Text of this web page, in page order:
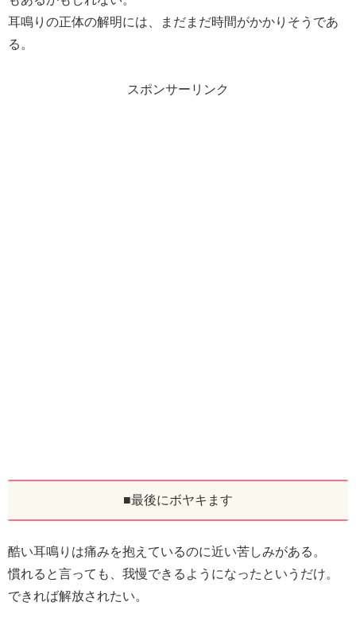
耳鳴りの正体の解明には、まだまだ時間がかかりそうであ
る。
スポンサーリンク
■最後にボヤキます
酷い耳鳴りは痛みを抱えているのに近い苦しみがある。
慣れると言っても、我慢できるようになったというだけ。
できれば解放されたい。